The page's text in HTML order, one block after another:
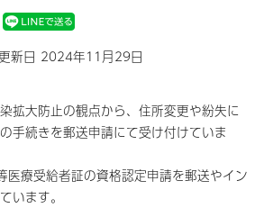
新日 2024年11月29日
拡大防止の観点から、住所変更や紛失に
手続きを郵送申請にて受け付けていま
医療受給者証の資格認定申請を郵送やイン
います。